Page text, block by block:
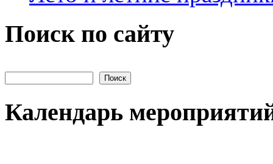
Поиск по сайту
Календарь